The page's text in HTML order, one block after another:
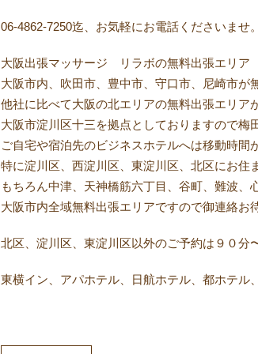
06-4862-7250迄、お気軽にお電話くださいませ。
大阪出張マッサージ リラボの無料出張エリア
大阪市内、吹田市、豊中市、守口市、尼崎市が
他社に比べて大阪の北エリアの無料出張エリア
大阪市淀川区十三を拠点としておりますので梅
ご自宅や宿泊先のビジネスホテルへは移動時間
特に淀川区、西淀川区、東淀川区、北区にお住
もちろん中津、天神橋筋六丁目、谷町、難波、
大阪市内全域無料出張エリアですので御連絡お
北区、淀川区、東淀川区以外のご予約は９０分
東横イン、アパホテル、日航ホテル、都ホテ